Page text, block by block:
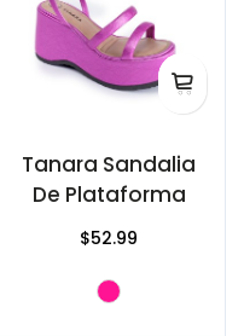
Tanara Sandalia
De Plataforma
$52.99